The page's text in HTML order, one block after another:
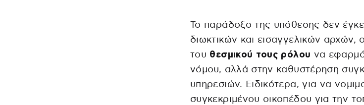
Το παράδοξο της υπόθεσης δεν
διωκτικών και εισαγγελικών αρχών,
του θεσμικού τους ρόλου να
νόμου, αλλά στην καθυστέρηση
υπηρεσιών. Ειδικότερα, για να
συγκεκριμένου οικοπέδου για την